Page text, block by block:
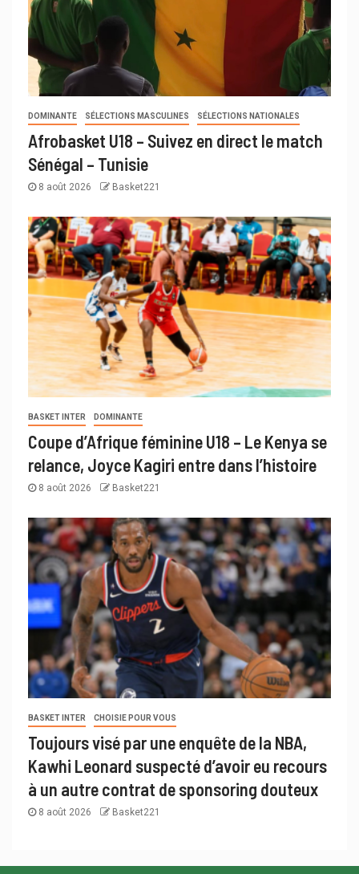
DOMINANTE SÉLECTIONS MASCULINES SÉLECTIONS NATIONALES
Afrobasket U18 – Suivez en direct le match
Sénégal – Tunisie
8 août 2026 Basket221
BASKET INTER DOMINANTE
Coupe d’Afrique féminine U18 – Le Kenya se
relance, Joyce Kagiri entre dans l’histoire
8 août 2026 Basket221
BASKET INTER CHOISIE POUR VOUS
Toujours visé par une enquête de la NBA,
Kawhi Leonard suspecté d’avoir eu recours
à un autre contrat de sponsoring douteux
8 août 2026 Basket221